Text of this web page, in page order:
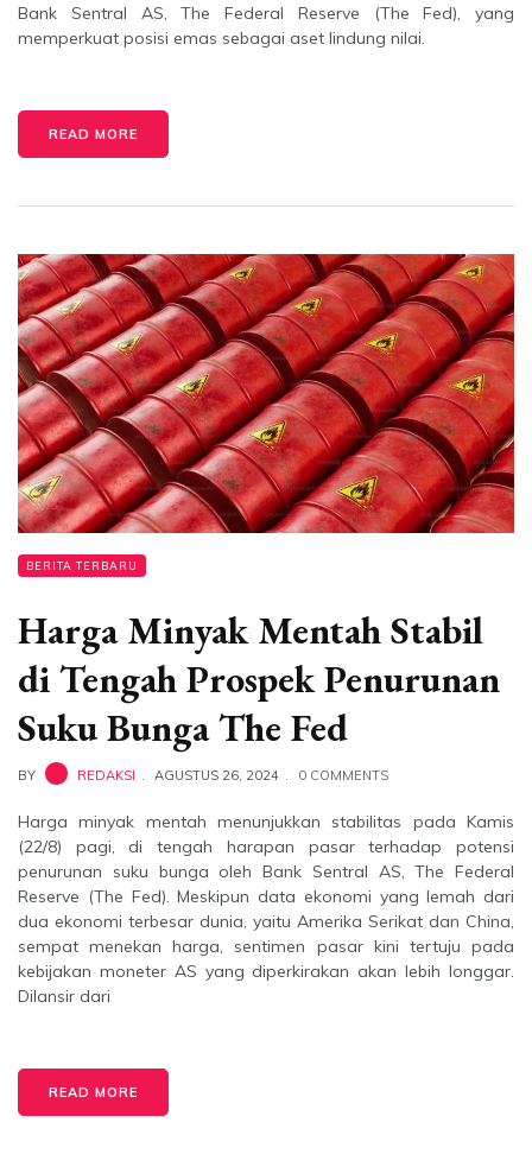
Bank Sentral AS, The Federal Reserve (The Fed), yang
memperkuat posisi emas sebagai aset lindung nilai.
READ MORE
BERITA TERBARU
Harga Minyak Mentah Stabil
di Tengah Prospek Penurunan
Suku Bunga The Fed
BY REDAKSI AGUSTUS 26, 2024 0 COMMENTS
Harga minyak mentah menunjukkan stabilitas pada Kamis
(22/8) pagi, di tengah harapan pasar terhadap potensi
penurunan suku bunga oleh Bank Sentral AS, The Federal
Reserve (The Fed). Meskipun data ekonomi yang lemah dari
dua ekonomi terbesar dunia, yaitu Amerika Serikat dan China,
sempat menekan harga, sentimen pasar kini tertuju pada
kebijakan moneter AS yang diperkirakan akan lebih longgar.
Dilansir dari
READ MORE